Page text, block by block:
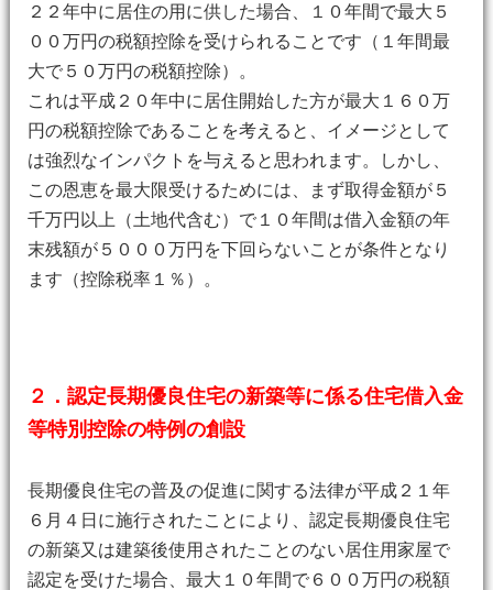
２２年中に居住の用に供した場合、１０年間で最大５
００万円の税額控除を受けられることです（１年間最
大で５０万円の税額控除）。
これは平成２０年中に居住開始した方が最大１６０万
円の税額控除であることを考えると、イメージとして
は強烈なインパクトを与えると思われます。しかし、
この恩恵を最大限受けるためには、まず取得金額が５
千万円以上（土地代含む）で１０年間は借入金額の年
末残額が５０００万円を下回らないことが条件となり
ます（控除税率１％）。
２．認定長期優良住宅の新築等に係る住宅借入金
等特別控除の特例の創設
長期優良住宅の普及の促進に関する法律が平成２１年
６月４日に施行されたことにより、認定長期優良住宅
の新築又は建築後使用されたことのない居住用家屋で
認定を受けた場合、最大１０年間で６００万円の税額